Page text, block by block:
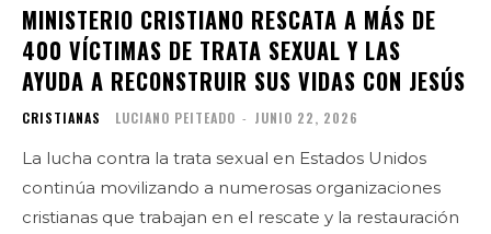
MINISTERIO CRISTIANO RESCATA A MÁS DE
400 VÍCTIMAS DE TRATA SEXUAL Y LAS
AYUDA A RECONSTRUIR SUS VIDAS CON JESÚS
CRISTIANAS LUCIANO PEITEADO - JUNIO 22, 2026
La lucha contra la trata sexual en Estados Unidos
continúa movilizando a numerosas organizaciones
cristianas que trabajan en el rescate y la restauración